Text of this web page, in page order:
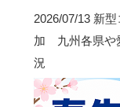
2026/07/13 新型
加 九州各県や
況